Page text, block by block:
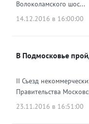
Волоколамского шос...
14.12.2016 в 16:00:00
В Подмосковье
II Съезд
Правительства
23.11.2016 в 16:51:00